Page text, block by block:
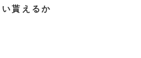
貰えるか